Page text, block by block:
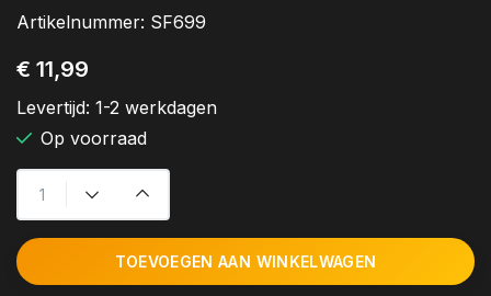
Artikelnummer: SF699
€ 11,99
Levertijd: 1-2 werkdagen
Op voorraad
TOEVOEGEN AAN WINKELWAGEN